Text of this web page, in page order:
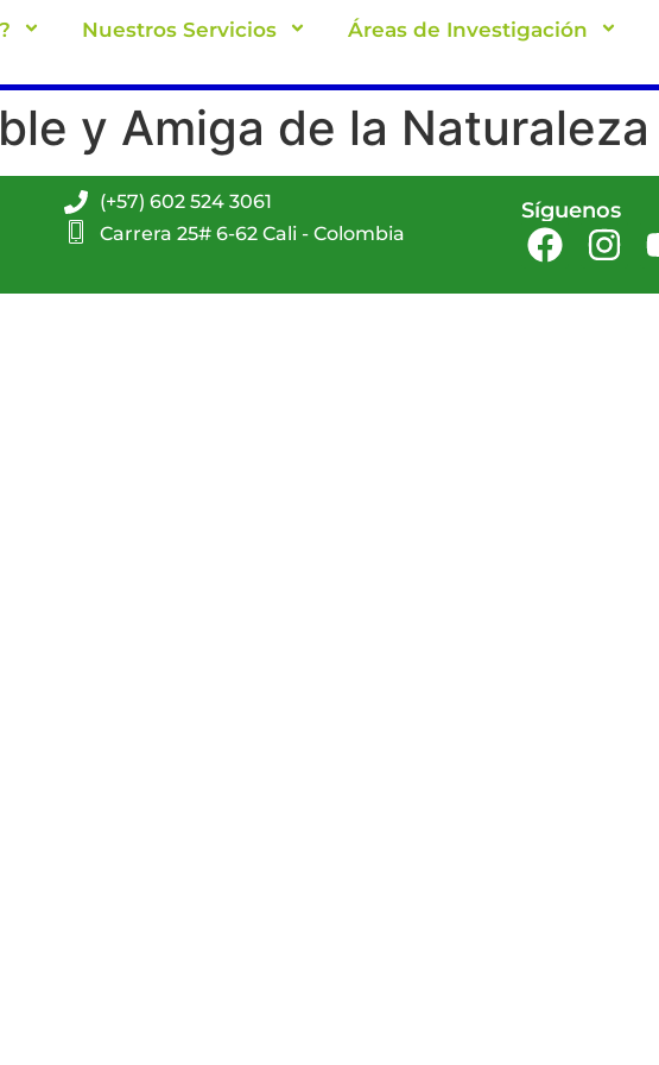
Nuestros Servicios Áreas de Investigación
y Amiga de la Naturaleza
(+57) 602 524 3061
Carrera 25# 6-62 Cali - Colombia
Síguenos